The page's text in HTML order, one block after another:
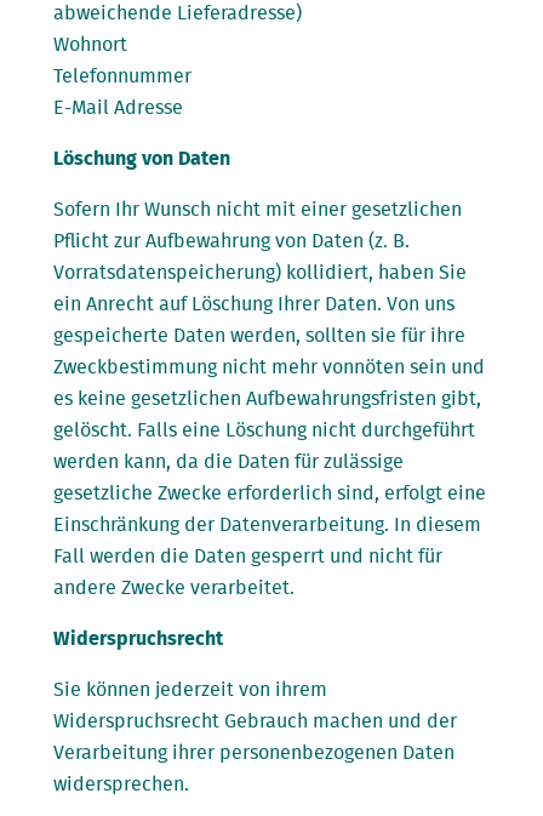
abweichende Lieferadresse)
Wohnort
Telefonnummer
E-Mail Adresse
Löschung von Daten
Sofern Ihr Wunsch nicht mit einer gesetzlichen
Pflicht zur Aufbewahrung von Daten (z. B.
Vorratsdatenspeicherung) kollidiert, haben Sie
ein Anrecht auf Löschung Ihrer Daten. Von uns
gespeicherte Daten werden, sollten sie für ihre
Zweckbestimmung nicht mehr vonnöten sein und
es keine gesetzlichen Aufbewahrungsfristen gibt,
gelöscht. Falls eine Löschung nicht durchgeführt
werden kann, da die Daten für zulässige
gesetzliche Zwecke erforderlich sind, erfolgt eine
Einschränkung der Datenverarbeitung. In diesem
Fall werden die Daten gesperrt und nicht für
andere Zwecke verarbeitet.
Widerspruchsrecht
Sie können jederzeit von ihrem
Widerspruchsrecht Gebrauch machen und der
Verarbeitung ihrer personenbezogenen Daten
widersprechen.